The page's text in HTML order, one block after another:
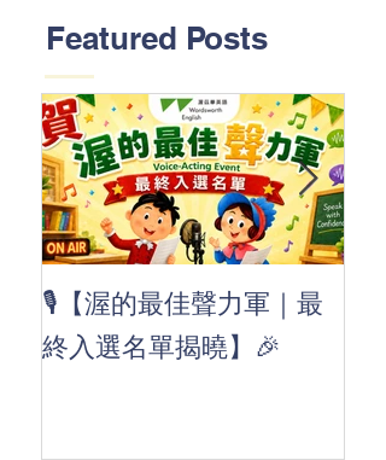
Featured Posts
🎙️【渥的最佳聲力軍｜最
終入選名單揭曉】🎉